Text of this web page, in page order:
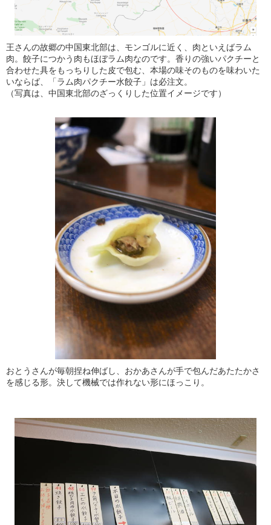
王さんの故郷の中国東北部は、モンゴルに近く、肉といえばラム
肉。餃子につかう肉もほぼラム肉なのです。香りの強いパクチーと
合わせた具をもっちりした皮で包む、本場の味そのものを味わいた
いならば、「ラム肉パクチー水餃子」は必注文。
（写真は、中国東北部のざっくりした位置イメージです）
おとうさんが毎朝捏ね伸ばし、おかあさんが手で包んだあたたかさ
を感じる形。決して機械では作れない形にほっこり。